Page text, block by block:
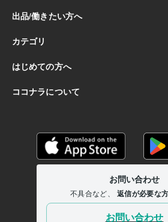
【傾聴】お話からあなたの心を察して側にい
【感情記憶】あなたの気持ち、ちゃんと覚え
【難病】種々闘病経験。不安な時、一緒にい
人との時間を愛しすぎています。:40年
悩み相談・カウンセリング 〝雑談〟でつな
なき闇にいるような深いお悩み相談
経験と
HSP：敏感な心、持ち寄ってあったま
大半〝仕事時間〟をあなたらしく アイデア
私の失敗を恋愛成就・充実の肥
ールを越えた人の本能のお話
絶対の味方 仕事